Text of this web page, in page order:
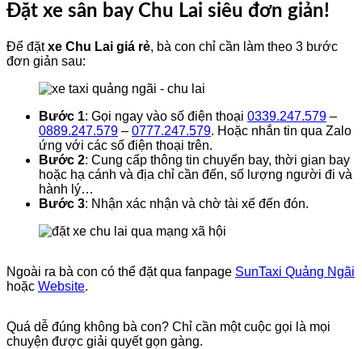
​Đặt xe sân bay Chu Lai siêu đơn giản!
​Để đặtxe Chu Lai giá rẻ, bà con chỉ cần làm theo 3 bước
đơn giản sau:
Bước 1: Gọi ngay vào số điện thoại 0339.247.579 –
0889.247.579 – 0777.247.579. Hoặc nhắn tin qua Zalo
ứng với các số điện thoại trên.
Bước 2: Cung cấp thông tin chuyến bay, thời gian bay
hoặc hạ cánh và địa chỉ cần đến, số lượng người đi và
hành lý…
Bước 3: Nhận xác nhận và chờ tài xế đến đón.
Ngoài ra bà con có thể đặt qua fanpage SunTaxi Quảng Ngãi
hoặc Website.
​Quá dễ đúng không bà con? Chỉ cần một cuộc gọi là mọi
chuyện được giải quyết gọn gàng.